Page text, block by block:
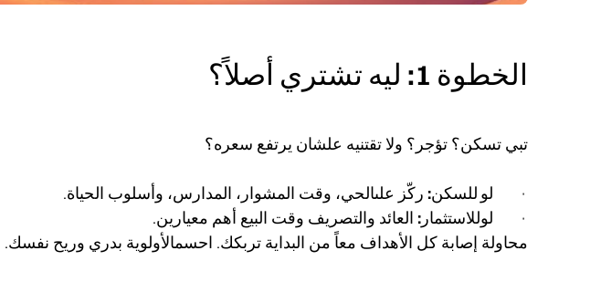
الخطوة 1: ليه تشتري أصلاً؟
تبي تسكن؟ تؤجر؟ ولا تقتنيه علشان يرتفع سعره؟
· لو للسكن: ركّز علىالحي، وقت المشوار، المدارس، وأسلوب الحياة.
· لوللاستثمار: العائد والتصريف وقت البيع أهم معيارين.
محاولة إصابة كل الأهداف معاً من البداية تربكك. احسمالأولوية بدري وريح نفسك.